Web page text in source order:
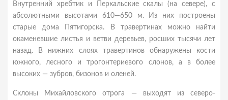
Внутренний хребтик и Перкальские скалы (на севере), с
абсолютными высотами 610—650 м. Из них построены
старые дома Пятигорска. В травертинах можно найти
окаменевшие листья и ветви деревьев, росших тысячи лет
назад. В нижних слоях травертинов обнаружены кости
южного, лесного и трогонтериевого слонов, а в более
высоких — зубров, бизонов и оленей.
Склоны Михайловского отрога — выходят из северо-